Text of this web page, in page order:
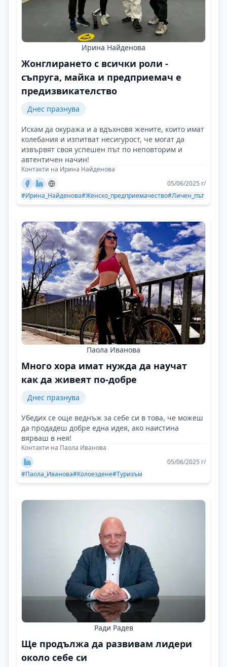
Ирина Найденова
Жонглирането с всички роли -
съпруга, майка и предприемач е
предизвикателство
Днес празнува
Искам да окуража и а вдъхновя жените, които имат
колебания и изпитват несигурост, че могат да
извървят своя успешен път по неповторим и
автентичен начин!
Контакти на Ирина Найденова
05/06/2025 г/
#Ирина_Найденова#Женско_предприемачество#Личен_път
Паола Иванова
Mного хора имат нужда да научат
как да живеят по-добре
Днес празнува
Убедих се още веднъж за себе си в това, че можеш
да продадеш добре една идея, ако наистина
вярваш в нея!
Контакти на Паола Иванова
05/06/2025 г/
#Паола_Иванова#Колоездене#Туризъм
Ради Радев
Ще продължа да развивам лидери
около себе си